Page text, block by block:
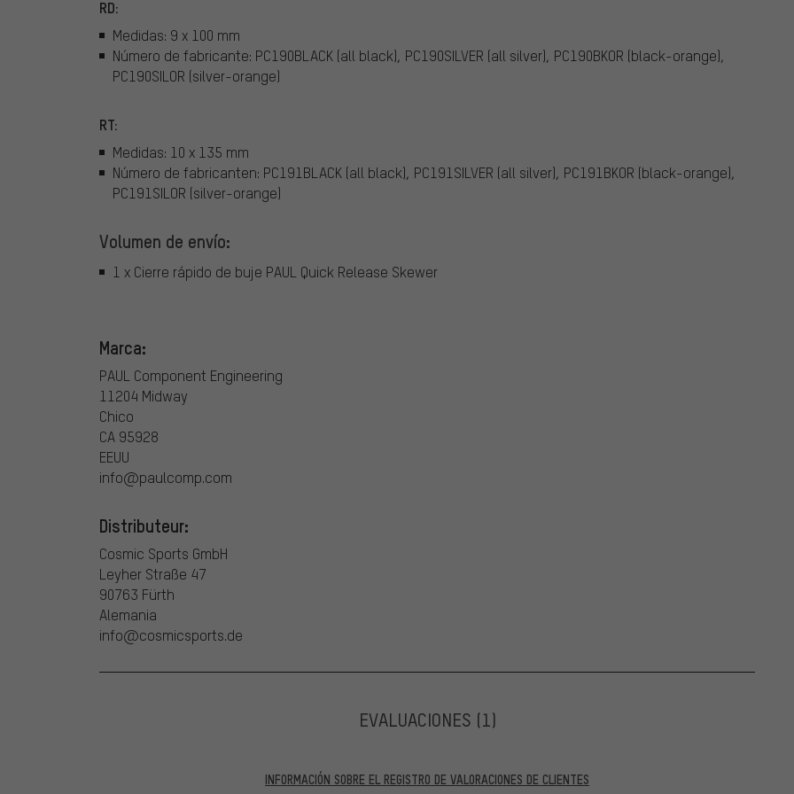
RD:
Medidas: 9 x 100 mm
Número de fabricante: PC190BLACK (all black), PC190SILVER (all silver), PC190BKOR (black-orange),
PC190SILOR (silver-orange)
RT:
Medidas: 10 x 135 mm
Número de fabricanten: PC191BLACK (all black), PC191SILVER (all silver), PC191BKOR (black-orange),
PC191SILOR (silver-orange)
Volumen de envío:
1 x Cierre rápido de buje PAUL Quick Release Skewer
Marca:
PAUL Component Engineering
11204 Midway
Chico
CA 95928
EEUU
info@paulcomp.com
Distributeur:
Cosmic Sports GmbH
Leyher Straße 47
90763 Fürth
Alemania
info@cosmicsports.de
EVALUACIONES (1)
INFORMACIÓN SOBRE EL REGISTRO DE VALORACIONES DE CLIENTES